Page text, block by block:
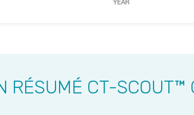
RÉSUMÉ CT-SCOUT™